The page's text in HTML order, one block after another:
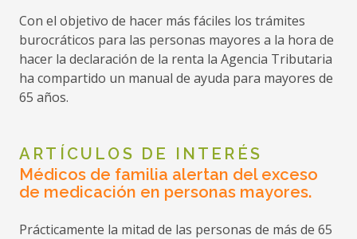
Fecha: 24-04-2026
Organismo:Mancomunidad de Municipios
Zona Centro
Ayudas a la adquisición de Viviendas y
Con el objetivo de hacer más fáciles los trámites
burocráticos para las personas mayores a la hora de
hacer la declaración de la renta la Agencia Tributaria
ha compartido un manual de ayuda para mayores de
65 años.
ARTÍCULOS DE INTERÉS
Médicos de familia alertan del exceso
de medicación en personas mayores.
Prácticamente la mitad de las personas de más de 65